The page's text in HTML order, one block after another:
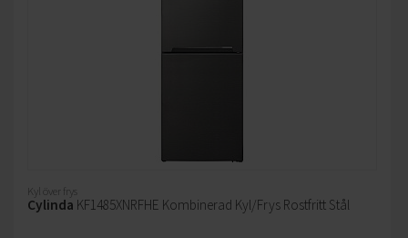
Kyl över frys
Cylinda KF1485XNRFHE Kombinerad Kyl/Frys Rostfritt Stål